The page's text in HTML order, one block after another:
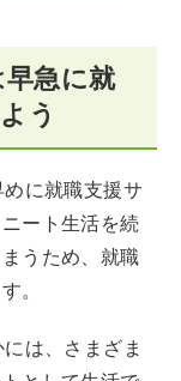
急に就
う
に就職支援サ
ート生活を続
うため、就職
。
は、さまざま